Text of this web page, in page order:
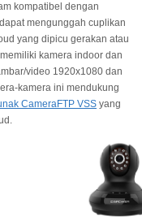
kompatibel dengan
mengunggah cuplikan
yang dipicu gerakan atau
kamera indoor dan
video 1920x1080 dan
kamera ini mendukung
CameraFTP VSS yang